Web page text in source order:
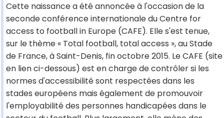
Cette naissance a été annoncée à l'occasion de la
seconde conférence internationale du Centre for
access to football in Europe (CAFE). Elle s'est tenue,
sur le thème « Total football, total access », au Stade
de France, à Saint-Denis, fin octobre 2015. Le CAFE (site
en lien ci-dessous) est en charge de contrôler si les
normes d'accessibilité sont respectées dans les
stades européens mais également de promouvoir
l'employabilité des personnes handicapées dans le